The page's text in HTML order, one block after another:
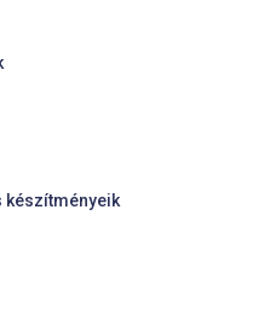
készítményeik